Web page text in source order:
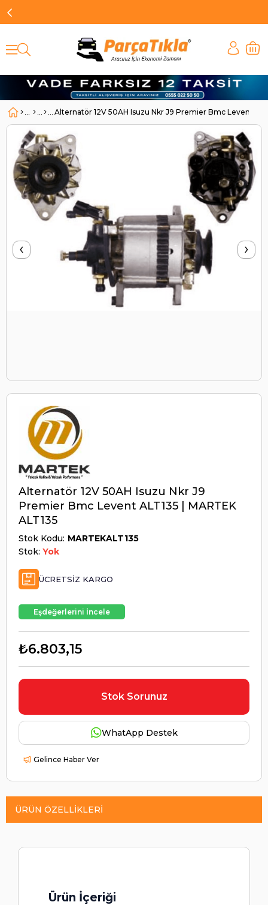
Alternatör 12V 50AH Isuzu Nkr J9 Premier Bmc Levent
‹ ›
Alternatör 12V 50AH Isuzu Nkr J9
Premier Bmc Levent ALT135 | MARTEK
ALT135
Stok Kodu MARTEKALT135
Stok: Yok
ÜCRETSIZ KARGO
Eşdeğerlerini İncele
₺6.803,15
Stok Sorunuz
WhatApp Destek
Gelince Haber Ver
ÜRÜN ÖZELLIKLERI
Ürün İçeriği